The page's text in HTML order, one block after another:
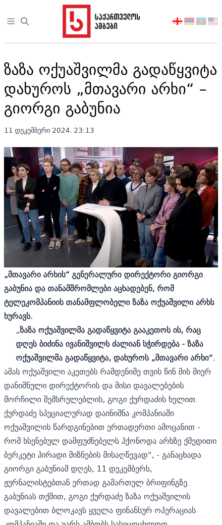
Open sidebar
აირჩიეთ
ზაზა ოქუაშვილმა გადაწყვიტა
დახუროს „მთავარი არხი“ –
გიორგი გაბუნია
11 დეკემბერი 2024. 23:13
„მთავარი არხის“ გენერალური დირექტორი გიორგი
გაბუნია და თანამშრომლები აცხადებენ, რომ
ტელეკომპანიის თანამფლობელი ზაზა ოქუაშვილი არხს
ხურავს.
„ზაზა ოქუაშვილმა გადაწყვიტა გააკეთოს ის, რაც
დღეს ბიძინა ივანიშვილს ძალიან სჭირდება - ზაზა
ოქუაშვილმა გადაწყვიტა, დახუროს „მთავარი არხი“.
ამას ოქუაშვილი აკეთებს რამდენიმე თვის წინ მის მიერ
დანიშნული დირექტორის და მისი დავალებების
მორჩილი შემსრულებლის, გოგი ქურდაძის ხელით.
ქურდაძე სპეციალურად დაინიშნა კომპანიაში
ოქუაშვილის წარდგინებით ერთადერთი ამოცანით -
რომ ხსენებულ დამფუძნებელს ჰქონოდა არხზე ქმედითი
ბერკეტი პირადი მიზნების მისაღწევად“, - განაცხადა
გიორგი გაბუნიამ დღეს, 11 დეკემბერს,
ჟურნალისტებთან ერთად გამართულ ბრიფინგზე.
გაბუნიას თქმით, გოგი ქურდაძე ზაზა ოქუაშვილის
დავალებით ბლოკავს ყველა ფინანსურ ოპერაციას